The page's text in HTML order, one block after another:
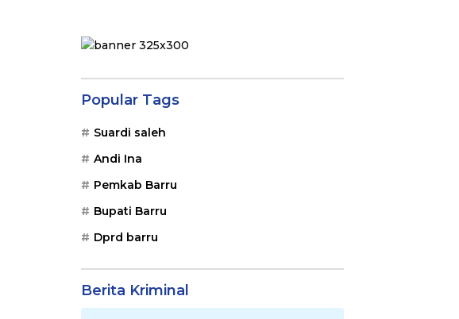
Popular Tags
Suardi saleh
Andi Ina
Pemkab Barru
Bupati Barru
Dprd barru
Berita Kriminal